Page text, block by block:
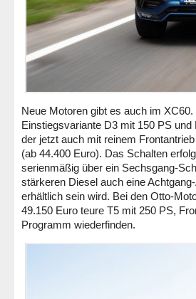
Neue Motoren gibt es auch im
Einstiegsvariante D3 mit 150 PS
der jetzt auch mit reinem
(ab 44.400 Euro). Das Schalten
serienmäßig über ein Sechsgang-
stärkeren Diesel auch eine
erhältlich sein wird. Bei den Otto-
49.150 Euro teure T5 mit 250 PS,
Programm wiederfinden.